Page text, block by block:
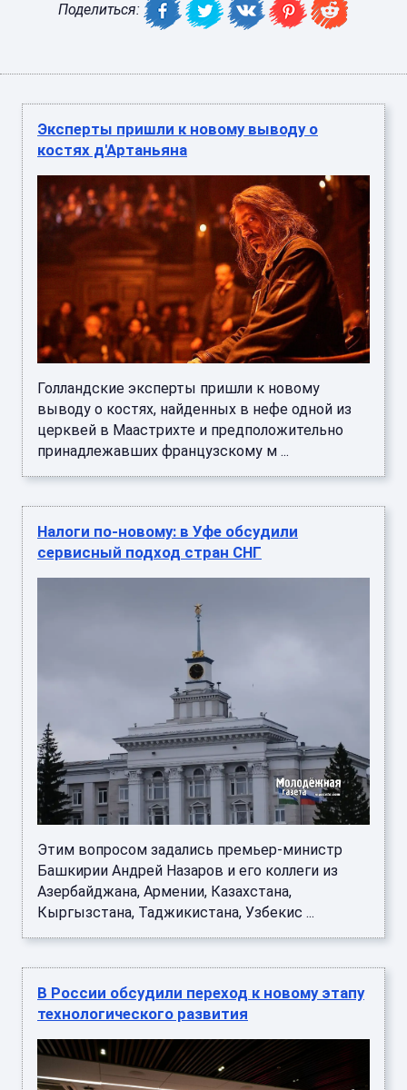
Поделиться:
Эксперты пришли к новому выводу о
костях д'Артаньяна
Голландские эксперты пришли к новому
выводу о костях, найденных в нефе одной из
церквей в Маастрихте и предположительно
принадлежавших французскому м ...
Налоги по-новому: в Уфе обсудили
сервисный подход стран СНГ
Этим вопросом задались премьер-министр
Башкирии Андрей Назаров и его коллеги из
Азербайджана, Армении, Казахстана,
Кыргызстана, Таджикистана, Узбекис ...
В России обсудили переход к новому этапу
технологического развития